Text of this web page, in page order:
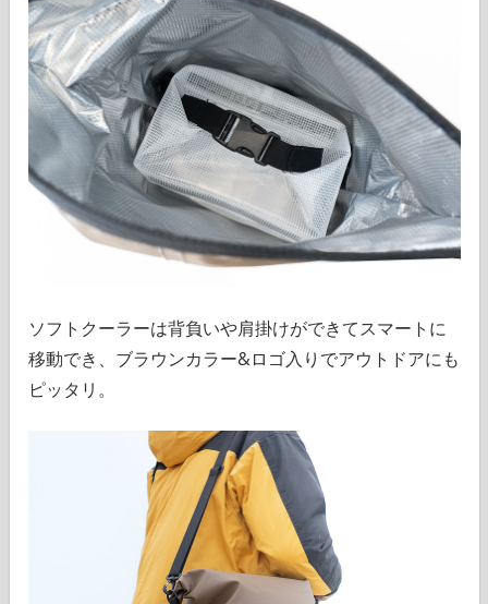
ソフトクーラーは背負いや肩掛けができてスマートに
移動でき、ブラウンカラー&ロゴ入りでアウトドアにも
ピッタリ。